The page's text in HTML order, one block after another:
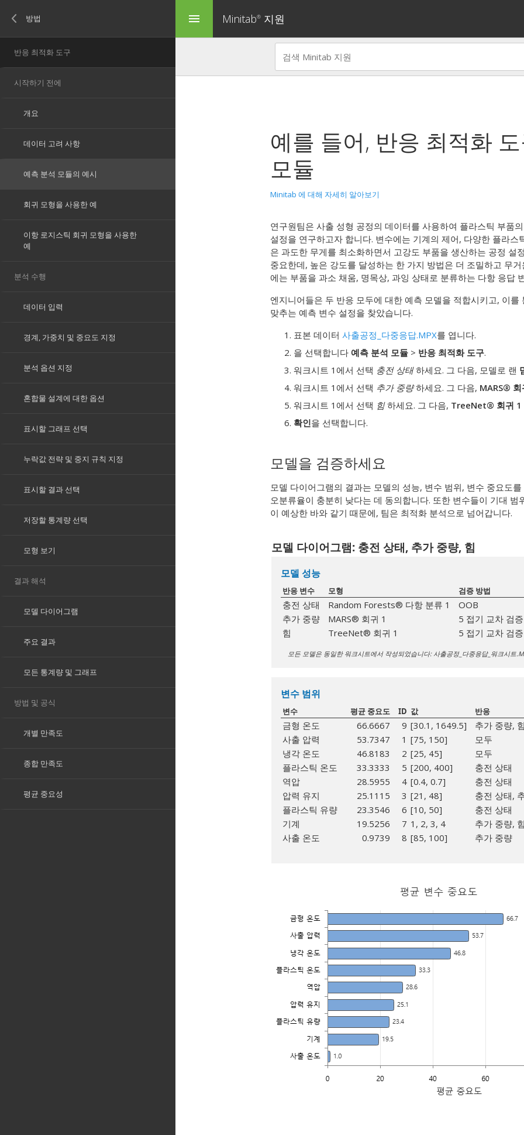
menu Minitab® 지원
예를 들어, 반응 최적화
모듈
Minitab 에 대해 자세히 알아보기
연구원팀은 사출 성형 공정의 데이터를 사용하여 플라스틱 부품
설정을 연구하고자 합니다. 변수에는 기계의 제어, 다양한 플라스
은 과도한 무게를 최소화하면서 고강도 부품을 생산하는 공정 설
중요한데, 높은 강도를 달성하는 한 가지 방법은 더 조밀하고 무
에는 부품을 과소 채움, 명목상, 과잉 상태로 분류하는 다항 응답
엔지니어들은 두 반응 모두에 대한 예측 모델을 적합시키고, 이를
맞추는 예측 변수 설정을 찾았습니다.
표본 데이터 사출공정_다중응답.MPX를 엽니다.
을 선택합니다 예측 분석 모듈 > 반응 최적화 도구.
워크시트 1에서 선택 충전 상태하세요. 그 다음, 모델로 랜
워크시트 1에서 선택 추가 중량하세요. 그 다음, MARS® 회
워크시트 1에서 선택 힘하세요. 그 다음, TreeNet® 회귀 1
확인을 선택합니다.
모델을 검증하세요
모델 다이어그램의 결과는 모델의 성능, 변수 범위, 변수 중요도
오분류율이 충분히 낮다는 데 동의합니다. 또한 변수들이 기대
이 예상한 바와 같기 때문에, 팀은 최적화 분석으로 넘어갑니다.
모델 다이어그램: 충전 상태, 추가 중량, 힘
모델 성능
반응 변수 모형 검증 방법
충전 상태 Random Forests® 다항 분류 1 OOB
추가 중량
MARS® 회귀 1 5 접기 교차 검증
힘
TreeNet® 회귀 1 5 접기 교차 검증
모든 모델은 동일한 워크시트에서 작성되었습니다: 사출공정_다중응답_워크시트
변수 범위
변수 평균 중요도 ID 값 반응
금형 온도 66.6667 9 [30.1, 1649.5]
추가 중량, 힘
사출 압력
53.7347 1 [75, 150]
모두
냉각 온도
46.8183 2 [25, 45]
모두
플라스틱 온도
33.3333 5 [200, 400]
충전 상태
역압
28.5955 4 [0.4, 0.7]
충전 상태
압력 유지
25.1115 3 [21, 48]
충전 상태,
플라스틱 유량
23.3546 6 [10, 50]
충전 상태
기계
19.5256 7 1, 2, 3, 4
추가 중량, 힘
사출 온도
0.9739 8 [85, 100] 추가 중량